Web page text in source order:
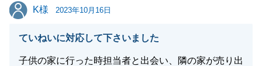
K様
K様 2023年10月16日
ていねいに対応して下さいました
子供の家に行った時担当者と出会い、隣の家が売り出